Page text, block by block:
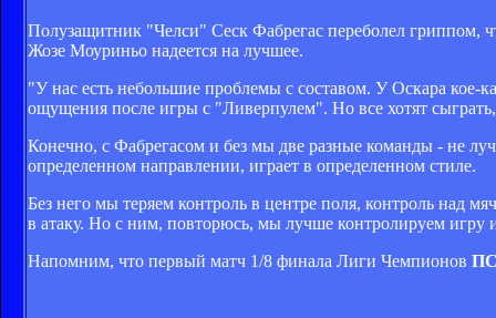
Полузащитник "Челси" Сеск Фабрегас переболел гриппом,
Жозе Моуриньо надеется на лучшее.
"У нас есть небольшие проблемы с составом. У Оскара кое-
ощущения после игры с "Ливерпулем". Но все хотят
Конечно, с Фабрегасом и без мы две разные команды - не
определенном направлении, играет в определенном стиле.
Без него мы теряем контроль в центре поля, контроль над
в атаку. Но с ним, повторюсь, мы лучше контролируем
Напомним, что первый матч 1/8 финала Лиги Чемпионов